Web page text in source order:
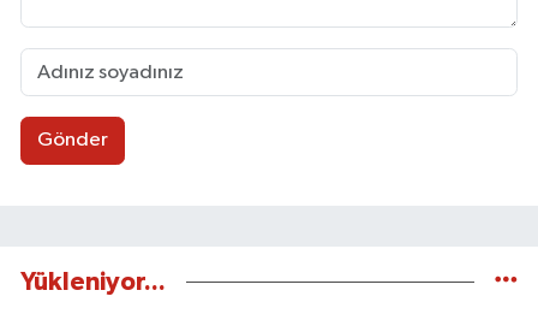
Gönder
Yükleniyor...